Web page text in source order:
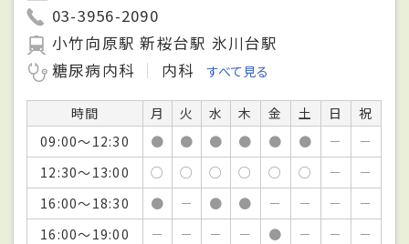
03-3956-2090
小竹向原駅 新桜台駅 氷川台駅
糖尿病内科
内科 すべて見る
時間 月 火 水 木 金 土 日
祝
09:00～12:30
● ● ● ● ● ● －
－
12:30～13:00
○ ○ ○ ○ ○ ○ －
－
16:00～18:30
● － ● ● － － －
－
16:00～19:00
－ － － － ● － －
－